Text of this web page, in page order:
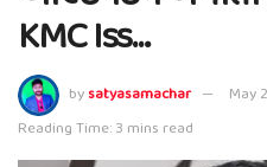
KMC Iss…
bysatyasamachar
May
Reading Time: 3 mins read